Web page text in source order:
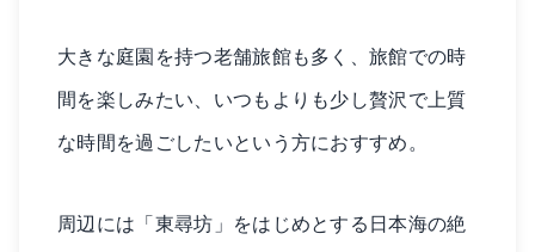
大きな庭園を持つ老舗旅館も多く、旅館での時
間を楽しみたい、いつもよりも少し贅沢で上質
な時間を過ごしたいという方におすすめ。
周辺には「東尋坊」をはじめとする日本海の絶